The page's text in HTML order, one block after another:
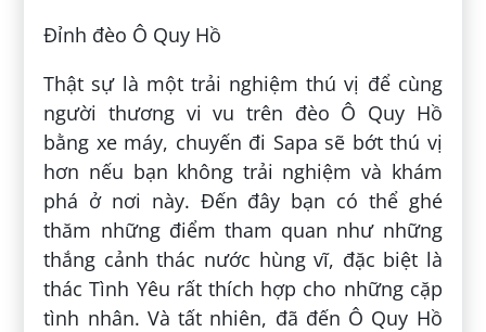
Đỉnh đèo Ô Quy Hồ
Thật sự là một trải nghiệm thú vị để cùng
người thương vi vu trên đèo Ô Quy Hồ
bằng xe máy, chuyến đi Sapa sẽ bớt thú vị
hơn nếu bạn không trải nghiệm và khám
phá ở nơi này. Đến đây bạn có thể ghé
thăm những điểm tham quan như những
thắng cảnh thác nước hùng vĩ, đặc biệt là
thác Tình Yêu rất thích hợp cho những cặp
tình nhân. Và tất nhiên, đã đến Ô Quy Hồ